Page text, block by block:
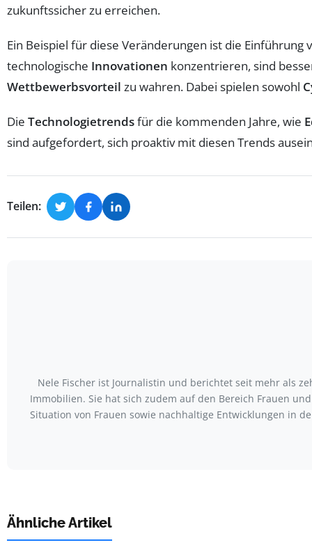
zukunftssicher zu erreichen.
Ein Beispiel für diese Veränderungen ist die Einführung
technologische Innovationen konzentrieren, sind
Wettbewerbsvorteil zu wahren. Dabei spielen sowohl
Die Technologietrendsfür die kommenden Jahre, wie
sind aufgefordert, sich proaktiv mit diesen Trends
Teilen:
Nele Fischer ist Journalistin und berichtet seit mehr als
Immobilien. Sie hat sich zudem auf den Bereich Frauen
Situation von Frauen sowie nachhaltige Entwicklungen in
Ähnliche Artikel